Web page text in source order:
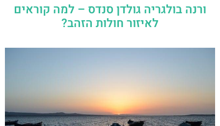
ורנה בולגריה גולדן סנדס – למה קוראים
לאיזור חולות הזהב?